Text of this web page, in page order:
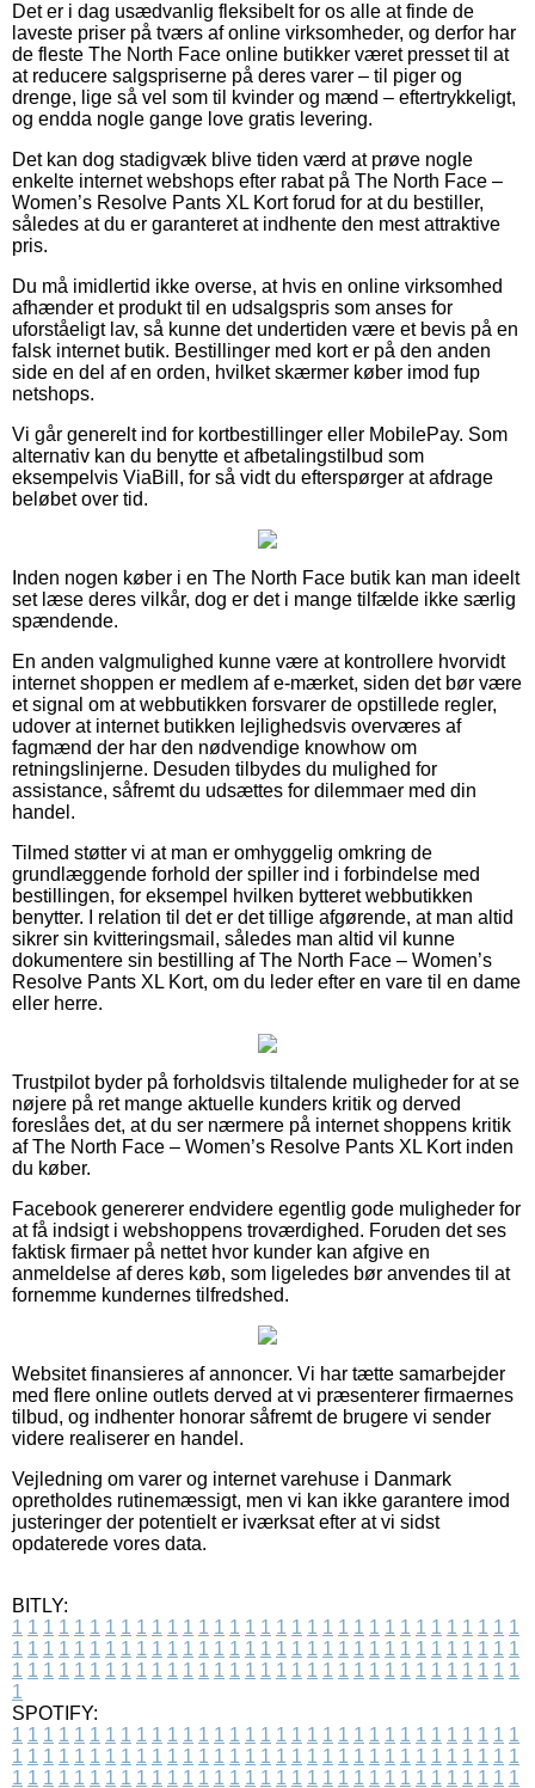
Det er i dag usædvanlig fleksibelt for os alle at finde de
laveste priser på tværs af online virksomheder, og derfor har
de fleste The North Face online butikker været presset til at
at reducere salgspriserne på deres varer – til piger og
drenge, lige så vel som til kvinder og mænd – eftertrykkeligt,
og endda nogle gange love gratis levering.
Det kan dog stadigvæk blive tiden værd at prøve nogle
enkelte internet webshops efter rabat på The North Face –
Women’s Resolve Pants XL Kort forud for at du bestiller,
således at du er garanteret at indhente den mest attraktive
pris.
Du må imidlertid ikke overse, at hvis en online virksomhed
afhænder et produkt til en udsalgspris som anses for
uforståeligt lav, så kunne det undertiden være et bevis på en
falsk internet butik. Bestillinger med kort er på den anden
side en del af en orden, hvilket skærmer køber imod fup
netshops.
Vi går generelt ind for kortbestillinger eller MobilePay. Som
alternativ kan du benytte et afbetalingstilbud som
eksempelvis ViaBill, for så vidt du efterspørger at afdrage
beløbet over tid.
Inden nogen køber i en The North Face butik kan man ideelt
set læse deres vilkår, dog er det i mange tilfælde ikke særlig
spændende.
En anden valgmulighed kunne være at kontrollere hvorvidt
internet shoppen er medlem af e-mærket, siden det bør være
et signal om at webbutikken forsvarer de opstillede regler,
udover at internet butikken lejlighedsvis overværes af
fagmænd der har den nødvendige knowhow om
retningslinjerne. Desuden tilbydes du mulighed for
assistance, såfremt du udsættes for dilemmaer med din
handel.
Tilmed støtter vi at man er omhyggelig omkring de
grundlæggende forhold der spiller ind i forbindelse med
bestillingen, for eksempel hvilken bytteret webbutikken
benytter. I relation til det er det tillige afgørende, at man altid
sikrer sin kvitteringsmail, således man altid vil kunne
dokumentere sin bestilling af The North Face – Women’s
Resolve Pants XL Kort, om du leder efter en vare til en dame
eller herre.
Trustpilot byder på forholdsvis tiltalende muligheder for at se
nøjere på ret mange aktuelle kunders kritik og derved
foreslåes det, at du ser nærmere på internet shoppens kritik
af The North Face – Women’s Resolve Pants XL Kort inden
du køber.
Facebook genererer endvidere egentlig gode muligheder for
at få indsigt i webshoppens troværdighed. Foruden det ses
faktisk firmaer på nettet hvor kunder kan afgive en
anmeldelse af deres køb, som ligeledes bør anvendes til at
fornemme kundernes tilfredshed.
Websitet finansieres af annoncer. Vi har tætte samarbejder
med flere online outlets derved at vi præsenterer firmaernes
tilbud, og indhenter honorar såfremt de brugere vi sender
videre realiserer en handel.
Vejledning om varer og internet varehuse i Danmark
opretholdes rutinemæssigt, men vi kan ikke garantere imod
justeringer der potentielt er iværksat efter at vi sidst
opdaterede vores data.
BITLY:
1 1 1 1 1 1 1 1 1 1 1 1 1 1 1 1 1 1 1 1 1 1 1 1 1 1 1 1 1 1 1 1 1
1 1 1 1 1 1 1 1 1 1 1 1 1 1 1 1 1 1 1 1 1 1 1 1 1 1 1 1 1 1 1 1 1
1 1 1 1 1 1 1 1 1 1 1 1 1 1 1 1 1 1 1 1 1 1 1 1 1 1 1 1 1 1 1 1 1
1
SPOTIFY:
1 1 1 1 1 1 1 1 1 1 1 1 1 1 1 1 1 1 1 1 1 1 1 1 1 1 1 1 1 1 1 1 1
1 1 1 1 1 1 1 1 1 1 1 1 1 1 1 1 1 1 1 1 1 1 1 1 1 1 1 1 1 1 1 1 1
1 1 1 1 1 1 1 1 1 1 1 1 1 1 1 1 1 1 1 1 1 1 1 1 1 1 1 1 1 1 1 1 1